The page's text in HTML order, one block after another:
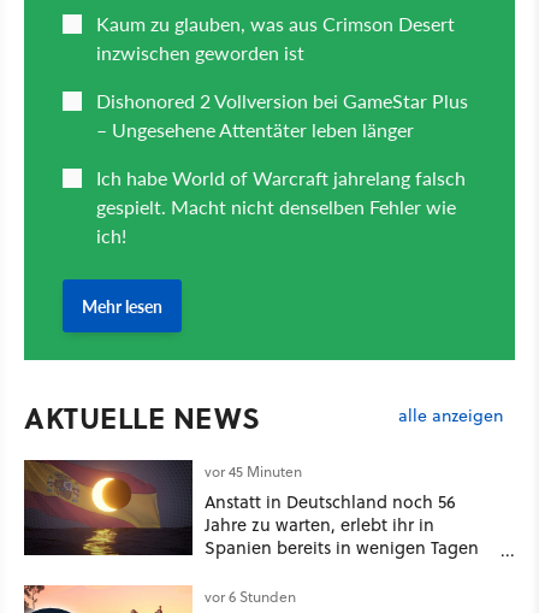
AKTUELLE NEWS alle anzeigen
vor 45 Minuten
Anstatt in Deutschland noch 56
Jahre zu warten, erlebt ihr in
Spanien bereits in wenigen Tagen
vor 6 Stunden